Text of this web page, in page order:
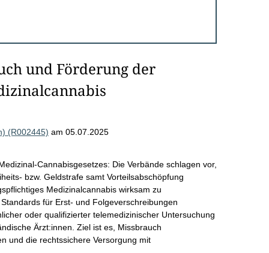
und Förderung der
(R002445) am 05.07.2025
Cannabisgesetzes: Die Verbände schlagen vor,
bzw. Geldstrafe samt Vorteilsabschöpfung
Medizinalcannabis wirksam zu
für Erst- und Folgeverschreibungen
oder qualifizierter telemedizinischer Untersuchung
Ärzt:innen. Ziel ist es, Missbrauch
und die rechtssichere Versorgung mit